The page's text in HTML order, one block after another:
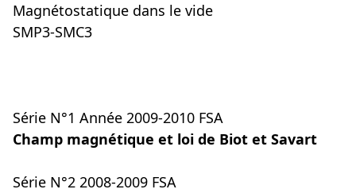
Magnétostatique dans le vide
SMP3-SMC3
Série N°1 Année 2009-2010 FSA
Champ magnétique et loi de Biot et Savart
Série N°2 2008-2009 FSA